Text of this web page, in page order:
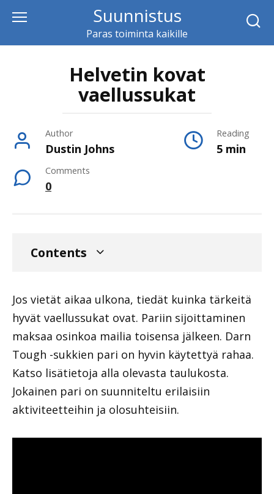
content
Suunnistus
Paras toiminta kaikille
Helvetin kovat
vaellussukat
Author
Dustin Johns
Reading
5 min
Comments
0
Contents
Jos vietät aikaa ulkona, tiedät kuinka tärkeitä
hyvät vaellussukat ovat. Pariin sijoittaminen
maksaa osinkoa mailia toisensa jälkeen. Darn
Tough -sukkien pari on hyvin käytettyä rahaa.
Katso lisätietoja alla olevasta taulukosta.
Jokainen pari on suunniteltu erilaisiin
aktiviteetteihin ja olosuhteisiin.